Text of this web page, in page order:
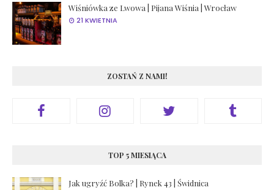
Wiśniówka ze Lwowa | Pijana Wiśnia | Wrocław
21 KWIETNIA
ZOSTAŃ Z NAMI!
TOP 5 MIESIĄCA
Jak ugryźć Bolka? | Rynek 43 | Świdnica